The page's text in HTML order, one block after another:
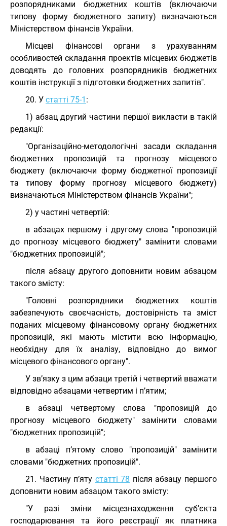
розпорядниками бюджетних коштів (включаючи
типову форму бюджетного запиту) визначаються
Міністерством фінансів України.
Місцеві фінансові органи з урахуванням
особливостей складання проектів місцевих бюджетів
доводять до головних розпорядників бюджетних
коштів інструкції з підготовки бюджетних запитів".
20. У статті 75-1 :
1) абзац другий частини першої викласти в такій
редакції:
"Організаційно-методологічні засади складання
бюджетних пропозицій та прогнозу місцевого
бюджету (включаючи форму бюджетної пропозиції
та типову форму прогнозу місцевого бюджету)
визначаються Міністерством фінансів України";
2) у частині четвертій:
в абзацах першому і другому слова "пропозицій
до прогнозу місцевого бюджету" замінити словами
"бюджетних пропозицій";
після абзацу другого доповнити новим абзацом
такого змісту:
"Головні розпорядники бюджетних коштів
забезпечують своєчасність, достовірність та зміст
поданих місцевому фінансовому органу бюджетних
пропозицій, які мають містити всю інформацію,
необхідну для їх аналізу, відповідно до вимог
місцевого фінансового органу".
У зв’язку з цим абзаци третій і четвертий вважати
відповідно абзацами четвертим і п’ятим;
в абзаці четвертому слова "пропозицій до
прогнозу місцевого бюджету" замінити словами
"бюджетних пропозицій";
в абзаці п’ятому слово "пропозицій" замінити
словами "бюджетних пропозицій".
21. Частину п’яту статті 78 після абзацу першого
доповнити новим абзацом такого змісту:
"У разі зміни місцезнаходження суб’єкта
господарювання та його реєстрації як платника